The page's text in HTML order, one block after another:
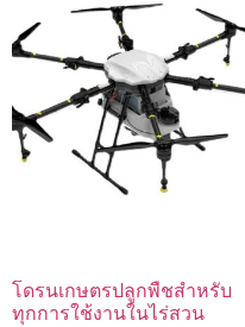
โดรนเกษตรปลูกพืชสำหรับ
ทุกการใช้งานในไร่สวน